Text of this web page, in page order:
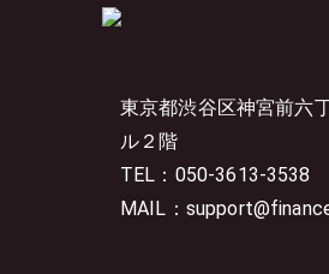
東京都渋谷区神宮前六
ル２階
TEL：050-3613-3538
MAIL：